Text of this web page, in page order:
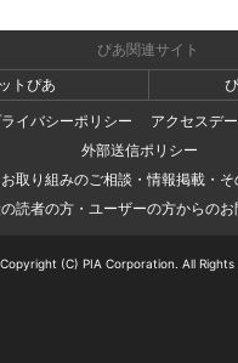
ぴあ関連サイト
トぴあ
イバシーポリシー
アクセスデ
外部送信ポリシー
取り組みのご相談・情報掲載・
読者の方・ユーザーの方からの
Copyright (C) PIA Corporation. All Rights